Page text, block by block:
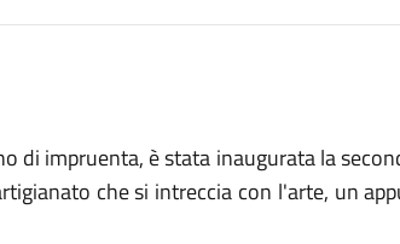
di impruenta, èstata inauguratala
chesi intreccia con l'arte, un